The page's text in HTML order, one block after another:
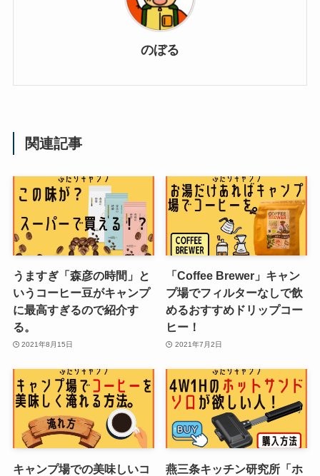
のぼる
関連記事
うますぎ「森彦の時間」と
いうコーヒー豆がキャンプ
に最高すぎるので紹介す
る。
2021年8月15日
「Coffee Brewer」キャン
プ場でフィルターなしで飲
めるおすすめドリップコー
ヒー！
2021年7月2日
キャンプ場での美味しいコ
燕三条キッチン研究所「ホ